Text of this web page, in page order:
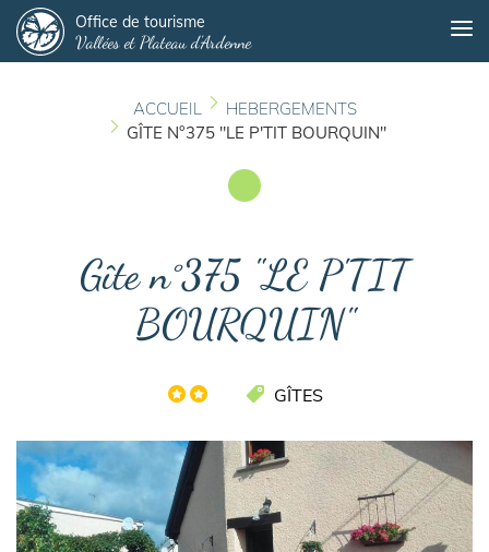
au
contenu
Office de tourisme
Vallées et Plateau d'Ardenne
ACCUEIL
HEBERGEMENTS
GÎTE N°375 "LE P'TIT BOURQUIN"
Gîte n°375 "LE P'TIT
BOURQUIN"
GÎTES
Panneau de gestion des cookies